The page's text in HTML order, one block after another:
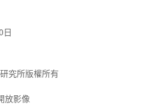
日
究所版權所有
放影像